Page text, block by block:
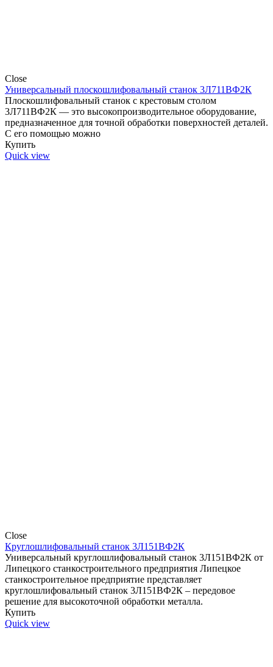
Close
Универсальный плоскошлифовальный станок 3Л711ВФ2К
Плоскошлифовальный станок с крестовым столом
3Л711ВФ2К — это высокопроизводительное оборудование,
предназначенное для точной обработки поверхностей деталей.
С его помощью можно
Купить
Quick view
Close
Круглошлифовальный станок 3Л151ВФ2К
Универсальный круглошлифовальный станок 3Л151ВФ2К от
Липецкого станкостроительного предприятия Липецкое
станкостроительное предприятие представляет
круглошлифовальный станок 3Л151ВФ2К – передовое
решение для высокоточной обработки металла.
Купить
Quick view